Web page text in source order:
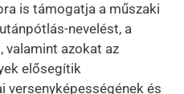
is támogatja a műszaki
nevelést, a
azokat az
elősegítik
versenyképességének és